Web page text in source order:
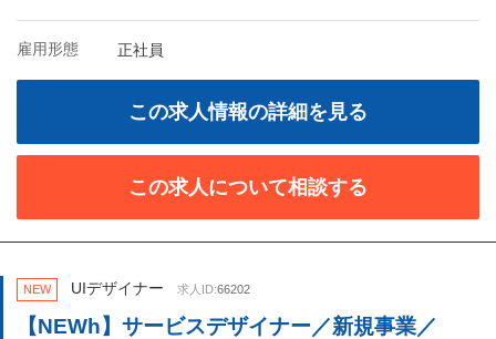
雇用形態 正社員
この求人情報の詳細を見る
この求人について相談する
NEW UIデザイナー 求人ID:66202
【NEWh】サービスデザイナー／新規事業／